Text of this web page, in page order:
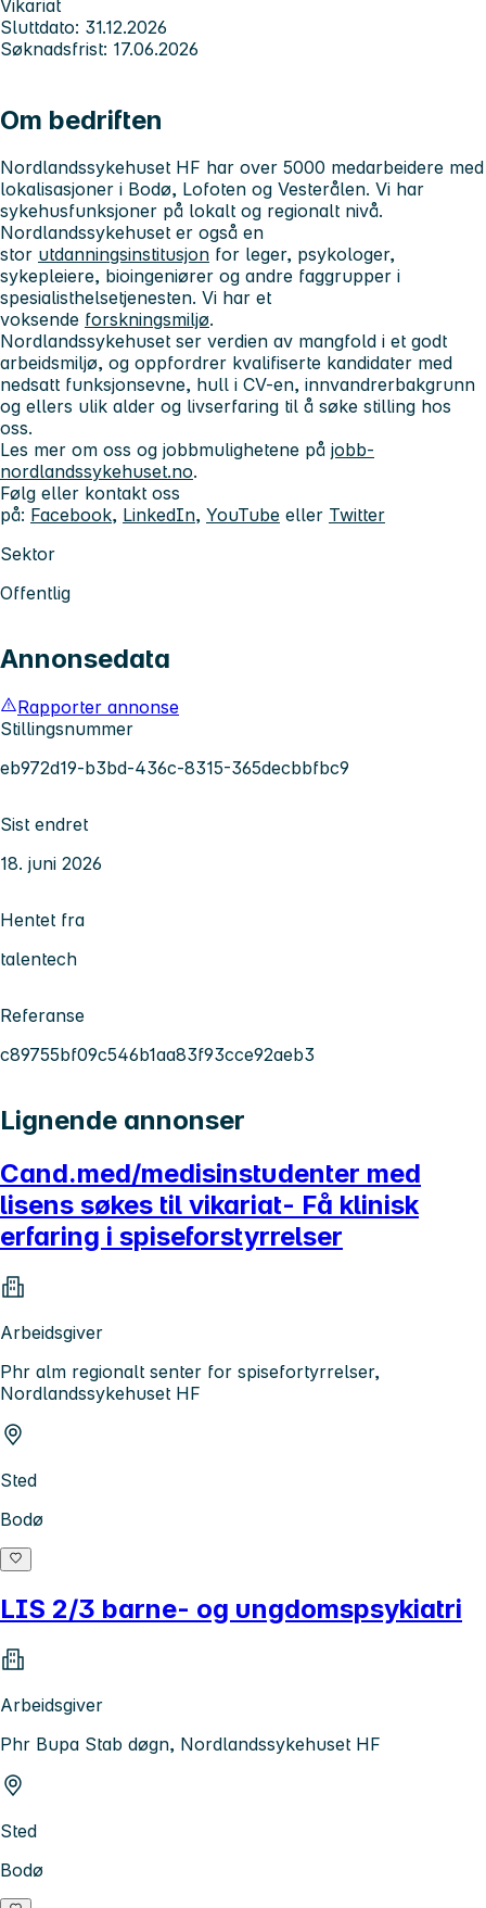
Vikariat
Sluttdato: 31.12.2026
Søknadsfrist: 17.06.2026
Om bedriften
Nordlandssykehuset HF har over 5000 medarbeidere med
lokalisasjoner i Bodø, Lofoten og Vesterålen. Vi har
sykehusfunksjoner på lokalt og regionalt nivå.
Nordlandssykehuset er også en
stor utdanningsinstitusjon for leger, psykologer,
sykepleiere, bioingeniører og andre faggrupper i
spesialisthelsetjenesten. Vi har et
voksende forskningsmiljø.
Nordlandssykehuset ser verdien av mangfold i et godt
arbeidsmiljø, og oppfordrer kvalifiserte kandidater med
nedsatt funksjonsevne, hull i CV-en, innvandrerbakgrunn
og ellers ulik alder og livserfaring til å søke stilling hos
oss.
Les mer om oss og jobbmulighetene på jobb-
nordlandssykehuset.no.
Følg eller kontakt oss
på: Facebook, LinkedIn, YouTube eller Twitter
Sektor
Offentlig
Annonsedata
Rapporter annonse
Stillingsnummer
eb972d19-b3bd-436c-8315-365decbbfbc9
Sist endret
18. juni 2026
Hentet fra
talentech
Referanse
c89755bf09c546b1aa83f93cce92aeb3
Lignende annonser
Cand.med/medisinstudenter med
lisens søkes til vikariat- Få klinisk
erfaring i spiseforstyrrelser
Arbeidsgiver
Phr alm regionalt senter for spisefortyrrelser,
Nordlandssykehuset HF
Sted
Bodø
LIS 2/3 barne- og ungdomspsykiatri
Arbeidsgiver
Phr Bupa Stab døgn, Nordlandssykehuset HF
Sted
Bodø